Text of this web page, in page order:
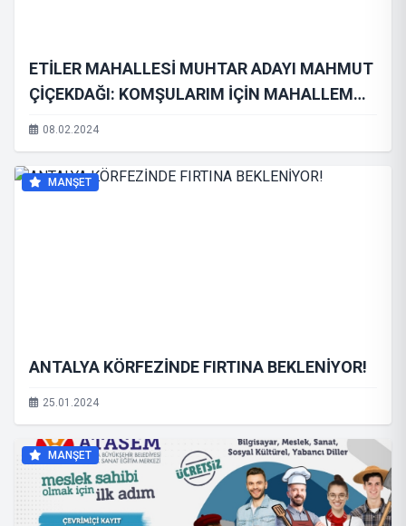
ETİLER MAHALLESİ MUHTAR ADAYI MAHMUT
ÇİÇEKDAĞI: KOMŞULARIM İÇİN MAHALLEM
İÇİN ÇOCUKLARIMIZ İÇİN EVET
08.02.2024
MANŞET
ANTALYA KÖRFEZİNDE FIRTINA BEKLENİYOR!
25.01.2024
MANŞET